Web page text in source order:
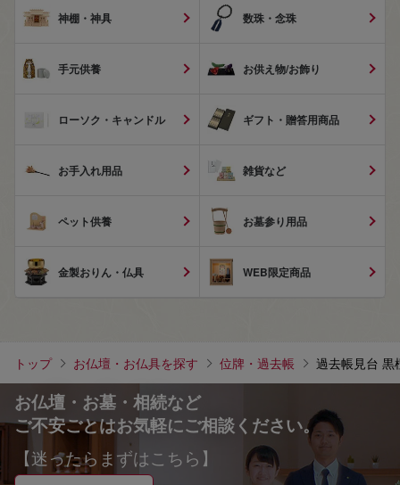
神棚・神具 数珠・念珠
手元供養 お供え物/お飾り
ローソク・キャンドル ギフト・贈答用商品
お手入れ用品 雑貨など
ペット供養 お墓参り用品
金製おりん・仏具 WEB限定商品
トップ お仏壇・お仏具を探す 位牌・過去帳 過去帳見台 黒
お仏壇・お墓・相続など
ご不安ごとはお気軽にご相談ください。
【迷ったらまずはこちら】